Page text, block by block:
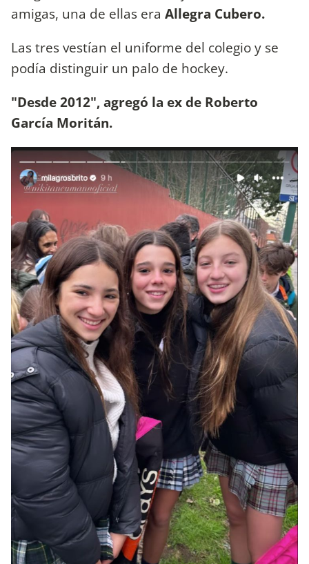
amigas, una de ellas era Allegra Cubero.
Las tres vestían el uniforme del colegio y se
podía distinguir un palo de hockey.
"Desde 2012", agregó la ex de Roberto
García Moritán.